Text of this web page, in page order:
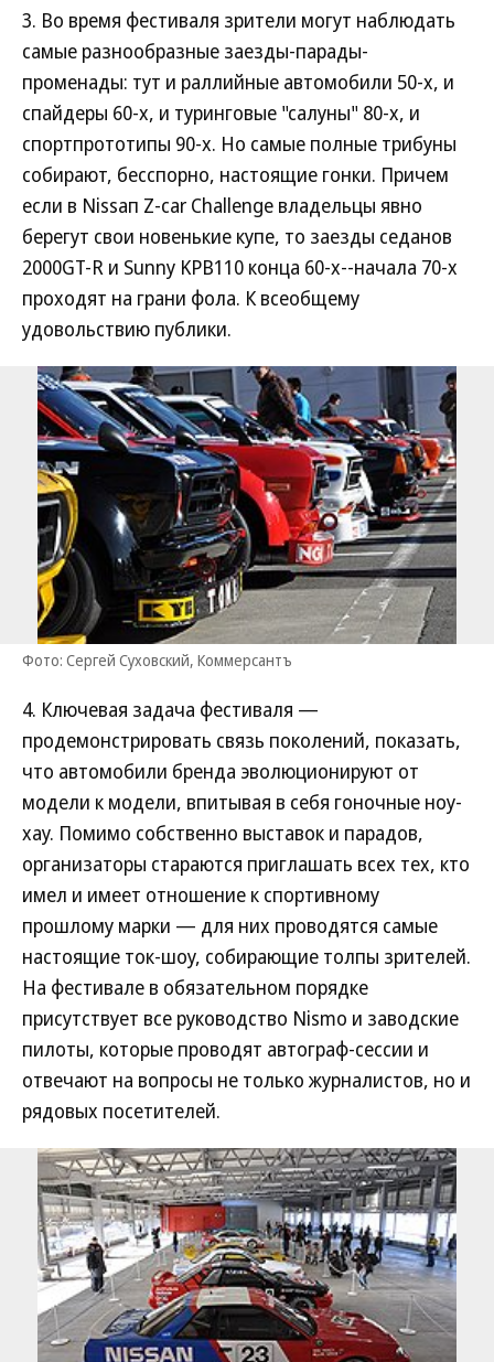
3. Во время фестиваля зрители могут наблюдать
самые разнообразные заезды-парады-
променады: тут и раллийные автомобили 50-х, и
спайдеры 60-х, и туринговые "салуны" 80-х, и
спортпрототипы 90-х. Но самые полные трибуны
собирают, бесспорно, настоящие гонки. Причем
если в Nissап Z-car Сhаllеngе владельцы явно
берегут свои новенькие купе, то заезды седанов
2000GT-R и Sunny KPB110 конца 60-х--начала 70-х
проходят на грани фола. К всеобщему
удовольствию публики.
Фото: Сергей Суховский, Коммерсантъ
4. Ключевая задача фестиваля —
продемонстрировать связь поколений, показать,
что автомобили бренда эволюционируют от
модели к модели, впитывая в себя гоночные ноу-
хау. Помимо собственно выставок и парадов,
организаторы стараются приглашать всех тех, кто
имел и имеет отношение к спортивному
прошлому марки — для них проводятся самые
настоящие ток-шоу, собирающие толпы зрителей.
На фестивале в обязательном порядке
присутствует все руководство Nismo и заводские
пилоты, которые проводят автограф-сессии и
отвечают на вопросы не только журналистов, но и
рядовых посетителей.